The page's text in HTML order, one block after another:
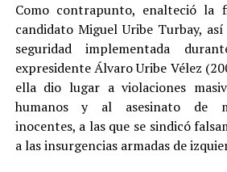
Como contrapunto, enalteció la
candidato Miguel Uribe Turbay,
seguridad implementada
expresidente Álvaro Uribe Vélez
ella dio lugar a violaciones
humanos y al asesinato de
inocentes, a las que se sindicó
a las insurgencias armadas de